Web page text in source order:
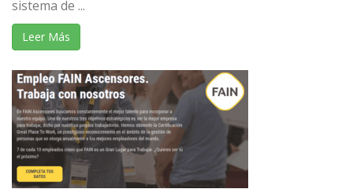
sistema de ...
Leer Más